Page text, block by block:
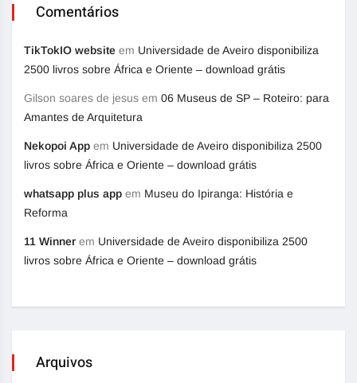
Comentários
TikTokIO website em Universidade de Aveiro disponibiliza
2500 livros sobre África e Oriente – download grátis
Gilson soares de jesus em 06 Museus de SP – Roteiro: para
Amantes de Arquitetura
Nekopoi App em Universidade de Aveiro disponibiliza 2500
livros sobre África e Oriente – download grátis
whatsapp plus app em Museu do Ipiranga: História e
Reforma
11 Winner em Universidade de Aveiro disponibiliza 2500
livros sobre África e Oriente – download grátis
Arquivos